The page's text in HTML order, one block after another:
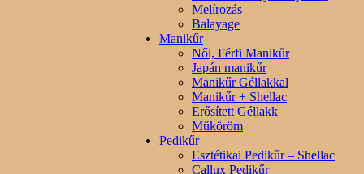
Melírozás
Balayage
Manikűr
Női, Férfi Manikűr
Japán manikűr
Manikűr Géllakkal
Manikűr + Shellac
Erősített Géllakk
Műköröm
Pedikűr
Esztétikai Pedikűr – Shellac
Callux Pedikűr